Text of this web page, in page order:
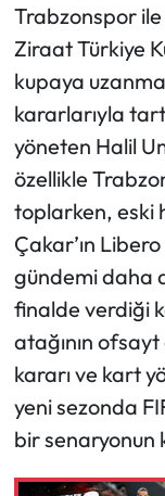
Trabzonspor
Ziraat Türkiye
kupaya
kararlarıyla
yöneten Halil
özellikle
toplarken, eski
Çakar’ın
gündemi daha
finalde verdiği
atağının
kararı ve kart
yeni sezonda
bir senaryonun
Ekonomi
Sağlık
Turizm